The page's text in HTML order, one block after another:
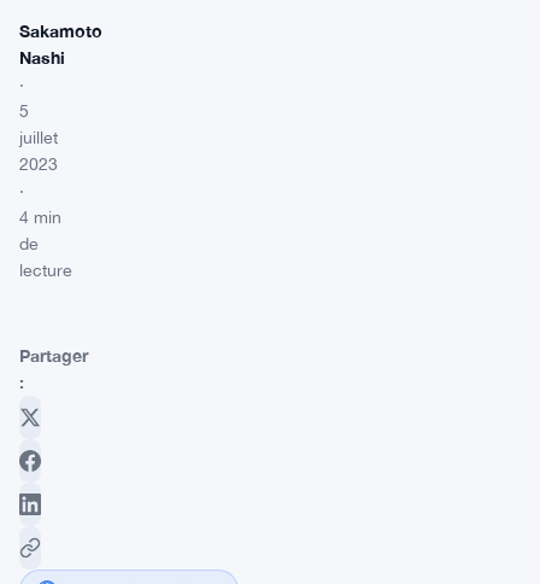
Sakamoto
Nashi
·
5
juillet
2023
·
4 min
de
lecture
Partager
: